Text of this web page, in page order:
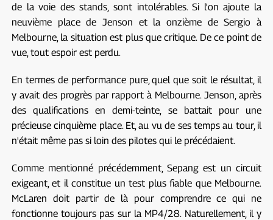
de la voie des stands, sont intolérables. Si l'on ajoute la
neuvième place de Jenson et la onzième de Sergio à
Melbourne, la situation est plus que critique. De ce point de
vue, tout espoir est perdu.
En termes de performance pure, quel que soit le résultat, il
y avait des progrès par rapport à Melbourne. Jenson, après
des qualifications en demi-teinte, se battait pour une
précieuse cinquième place. Et, au vu de ses temps au tour, il
n'était même pas si loin des pilotes qui le précédaient.
Comme mentionné précédemment, Sepang est un circuit
exigeant, et il constitue un test plus fiable que Melbourne.
McLaren doit partir de là pour comprendre ce qui ne
fonctionne toujours pas sur la MP4/28. Naturellement, il y